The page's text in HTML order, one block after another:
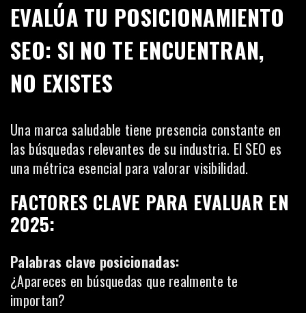
EVALÚA TU POSICIONAMIENTO
SEO: SI NO TE ENCUENTRAN,
NO EXISTES
Una marca saludable tiene presencia constante en
las búsquedas relevantes de su industria. El SEO es
una métrica esencial para valorar visibilidad.
FACTORES CLAVE PARA EVALUAR EN
2025:
Palabras clave posicionadas:
¿Apareces en búsquedas que realmente te
importan?